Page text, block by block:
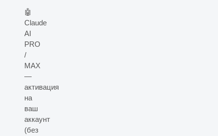
🤖
Claude
AI
PRO
/
MAX
—
активация
на
ваш
аккаунт
(без